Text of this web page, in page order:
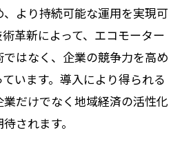
より持続可能な運用を実現可
革新によって、エコモーター
はなく、企業の競争力を高め
います。導入により得られる
だけでなく地域経済の活性化
されます。